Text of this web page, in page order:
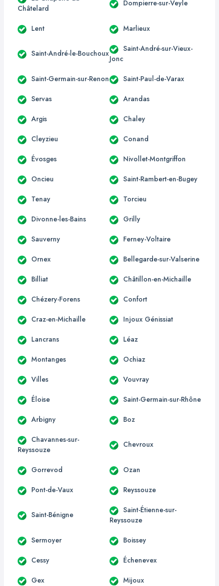
Châtelard
Dompierre-sur-Veyle
Lent Marlieux
Saint-André-le-Bouchoux
Saint-André-sur-Vieux-
Jonc
Saint-Germain-sur-Renon Saint-Paul-de-Varax
Servas Arandas
Argis Chaley
Cleyzieu Conand
Évosges Nivollet-Montgriffon
Oncieu Saint-Rambert-en-Bugey
Tenay Torcieu
Divonne-les-Bains Grilly
Sauverny Ferney-Voltaire
Ornex Bellegarde-sur-Valserine
Billiat Châtillon-en-Michaille
Chézery-Forens Confort
Craz-en-Michaille Injoux Génissiat
Lancrans Léaz
Montanges Ochiaz
Villes Vouvray
Éloise Saint-Germain-sur-Rhône
Arbigny Boz
Chavannes-sur-
Reyssouze
Chevroux
Gorrevod Ozan
Pont-de-Vaux Reyssouze
Saint-Bénigne
Saint-Étienne-sur-
Reyssouze
Sermoyer Boissey
Cessy Échenevex
Gex Mijoux